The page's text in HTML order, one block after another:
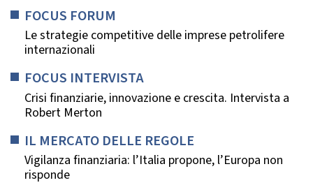
FOCUS FORUM
Le strategie competitive delle imprese petrolifere
internazionali
FOCUS INTERVISTA
Crisi finanziarie, innovazione e crescita. Intervista a
Robert Merton
IL MERCATO DELLE REGOLE
Vigilanza finanziaria: l’Italia propone, l’Europa non
risponde